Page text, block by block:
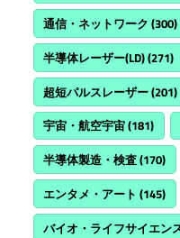
通信・ネットワーク (300)
半導体レーザー(LD)(271)
超短パルスレーザー(201)
宇宙・航空宇宙(181)
半導体製造・検査(170)
エンタメ・アート (145)
バイオ・ライフサイエン